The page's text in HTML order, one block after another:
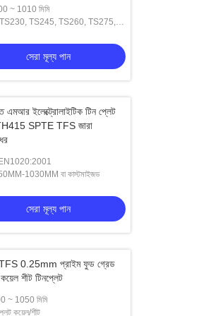
~ 1010 মিমি
TS230, TS245, TS260, TS275,
সেরা মূল্য পান
এমআর ইলেক্ট্রোলাইটিক টিন প্লেট
SPTE TFS জারা
EN1020:2001
1030MM বা কাস্টমাইজড
সেরা মূল্য পান
0.25mm প্রাইম ফুড গ্রেড
শীট টিনপ্লেট
~ 1050 মিমি
কয়েল/শীট